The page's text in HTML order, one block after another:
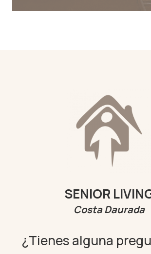
​SENIOR
Costa Daurada
¿Tienes alguna